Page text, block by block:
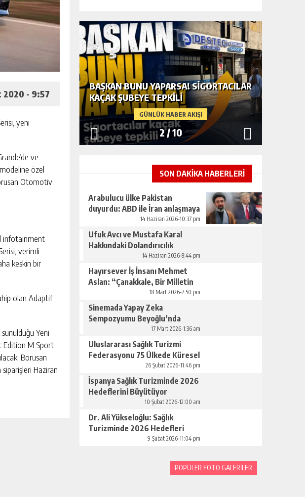
- 9:57
yeni
ve
özel
Otomotiv
infotainment
verimli
keskin bir
olan Adaptif
Yeni
Edition M Sport
Borusan
Haziran
GÜNLÜK HABER AKIŞI
BAŞKAN BUNU YAPARSA! SIGORTACILAR
KAÇAK ŞUBEYE TEPKILI
2/10
SON DAKİKA HABERLERİ
Arabulucu ülke Pakistan
duyurdu: ABD ile İran anlaşmaya
14 Haziran 2026-10:37 pm
Ufuk Avcı ve Mustafa Karal
Hakkındaki Dolandırıcılık
İddiaları Büyüyor14 Haziran 2026-8:44 pm
Hayırsever İş İnsanı Mehmet
Aslan: “Çanakkale, Bir Milletin
Yeniden Doğuşudur”18 Mart 2026-7:50 pm
Sinemada Yapay Zeka
Sempozyumu Beyoğlu’nda
17 Mart 2026-1:36 am
Uluslararası Sağlık Turizmi
Federasyonu 75 Ülkede Küresel
26 Şubat 2026-11:46 pm
İspanya Sağlık Turizminde 2026
Hedeflerini Büyütüyor
10 Şubat 2026-12:00 am
Dr. Ali Yükseloğlu: Sağlık
Turizminde 2026 Hedefleri
9 Şubat 2026-11:04 pm
POPÜLER FOTO GALERİLER